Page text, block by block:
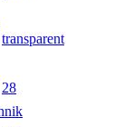
transparent
28